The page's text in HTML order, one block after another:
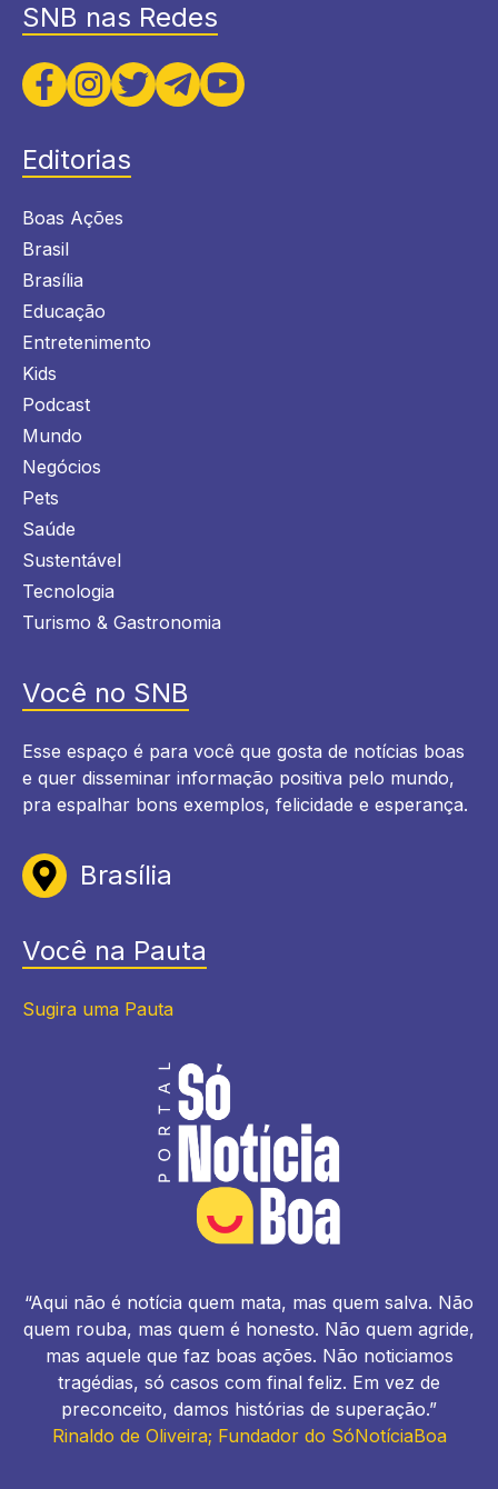
SNB nas Redes
Editorias
Boas Ações
Brasil
Brasília
Educação
Entretenimento
Kids
Podcast
Mundo
Negócios
Pets
Saúde
Sustentável
Tecnologia
Turismo & Gastronomia
Você no SNB
Esse espaço é para você que gosta de notícias boas
e quer disseminar informação positiva pelo mundo,
pra espalhar bons exemplos, felicidade e esperança.
Brasília
Você na Pauta
Sugira uma Pauta
“Aqui não é notícia quem mata, mas quem salva. Não
quem rouba, mas quem é honesto. Não quem agride,
mas aquele que faz boas ações. Não noticiamos
tragédias, só casos com final feliz. Em vez de
preconceito, damos histórias de superação.”
Rinaldo de Oliveira; Fundador do SóNotíciaBoa